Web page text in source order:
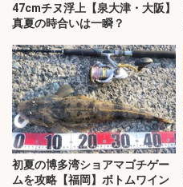
47cmチヌ浮上【泉大津・大阪】
真夏の時合いは一瞬？
初夏の博多湾ショアマゴチゲー
ムを攻略【福岡】ボトムワイン